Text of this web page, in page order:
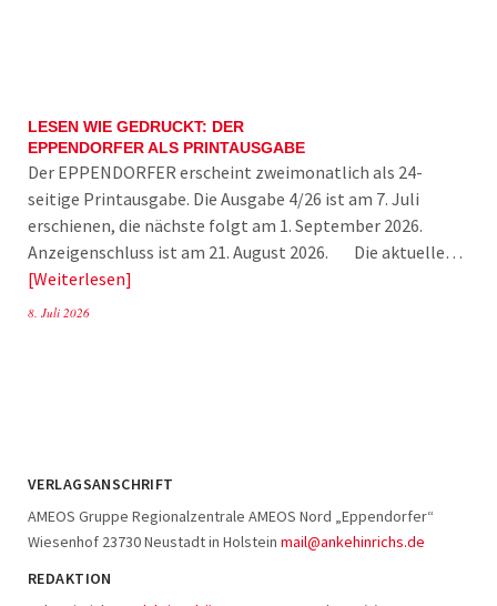
LESEN WIE GEDRUCKT: DER
EPPENDORFER ALS PRINTAUSGABE
Der EPPENDORFER erscheint zweimonatlich als 24-
seitige Printausgabe. Die Ausgabe 4/26 ist am 7. Juli
erschienen, die nächste folgt am 1. September 2026.
Anzeigenschluss ist am 21. August 2026. Die aktuelle…
Weiterlesen
8. Juli 2026
VERLAGSANSCHRIFT
AMEOS Gruppe Regionalzentrale AMEOS Nord „Eppendorfer“
Wiesenhof 23730 Neustadt in Holstein mail@ankehinrichs.de
REDAKTION